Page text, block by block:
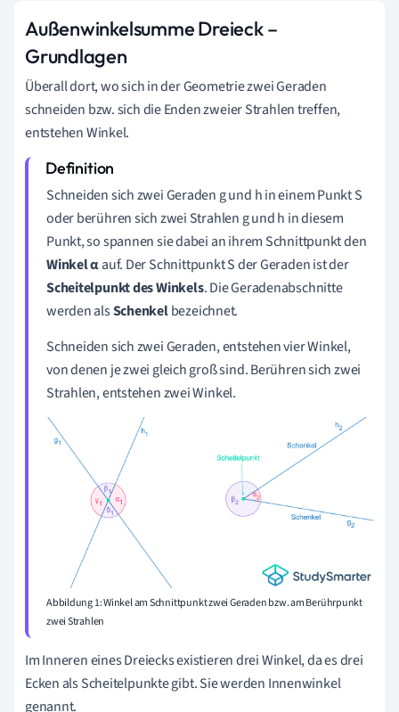
Außenwinkelsumme Dreieck –
Grundlagen
Überall dort, wo sich in der Geometrie zwei Geraden
schneiden bzw. sich die Enden zweier Strahlen treffen,
entstehen Winkel.
Schneiden sich zwei Geraden g und h in einem Punkt S
oder berühren sich zwei Strahlen g und h in diesem
Punkt, so spannen sie dabei an ihrem Schnittpunkt den
Winkel αauf. Der Schnittpunkt S der Geraden ist der
Scheitelpunkt des Winkels. Die Geradenabschnitte
werden alsSchenkelbezeichnet.
Schneiden sich zwei Geraden, entstehen vier Winkel,
von denen je zwei gleich groß sind. Berühren sich zwei
Strahlen, entstehen zwei Winkel.
Abbildung 1: Winkel am Schnittpunkt zwei Geraden bzw. am Berührpunkt
zwei Strahlen
Im Inneren eines Dreiecks existieren drei Winkel, da es drei
Ecken als Scheitelpunkte gibt. Sie werden Innenwinkel
genannt.